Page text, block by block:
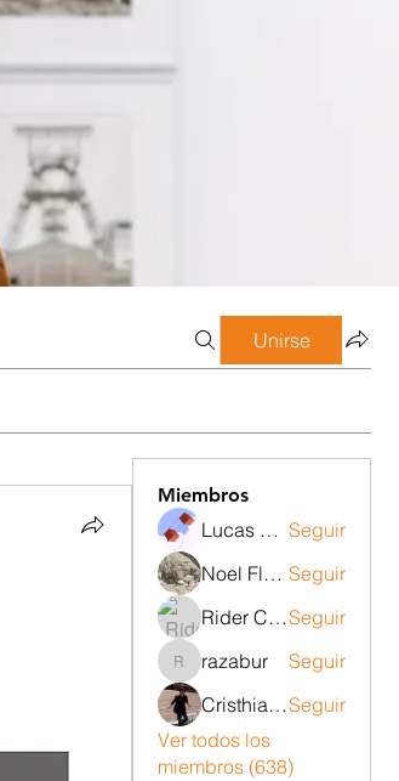
Unirse
Miembros
Lucas Meneghetti Seguir
Noel Flores ruiz Seguir
Rider CarrizoSeguir
razabur
razabur
Seguir
Cristhian Belito MoranSeguir
Ver todos los
miembros (638)